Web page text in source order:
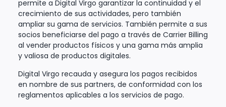
permite a Digital Virgo garantizar la continuidad y el
crecimiento de sus actividades, pero también
ampliar su gama de servicios. También permite a sus
socios beneficiarse del pago a través de Carrier Billing
al vender productos físicos y una gama más amplia
y valiosa de productos digitales.
Digital Virgo recauda y asegura los pagos recibidos
en nombre de sus partners, de conformidad con los
reglamentos aplicables a los servicios de pago.